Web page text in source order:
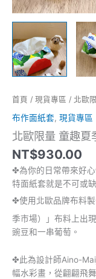
首頁 / 現貨專區 / 北歐
布作面紙套, 現貨專區
北歐限量 童趣夏
NT$930.00
✤為你的日常帶來好
特面紙套就是不可或
✤使用北歐品牌布料
季市場）」布料上出
豌豆和一串葡萄。
✤此為設計師Aino-
幅水彩畫，從翩翩飛